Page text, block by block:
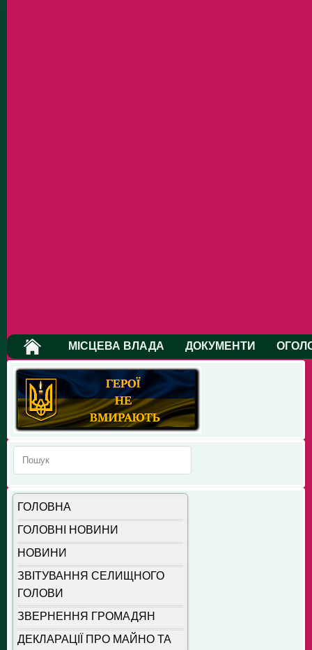
МІСЦЕВА ВЛАДА ДОКУМЕНТИ
ГОЛОВНА
ГОЛОВНІ НОВИНИ
НОВИНИ
ЗВІТУВАННЯ СЕЛИЩНОГО
ГОЛОВИ
ЗВЕРНЕННЯ ГРОМАДЯН
ДЕКЛАРАЦІЇ ПРО МАЙНО ТА